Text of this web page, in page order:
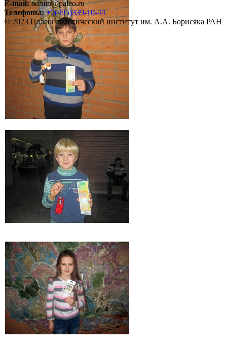
E-mail:admin@paleo.ru
Телефоны: +7(495)339-10-44
© 2023 Палеонтологический институт им. А.А. Борисяка РАН